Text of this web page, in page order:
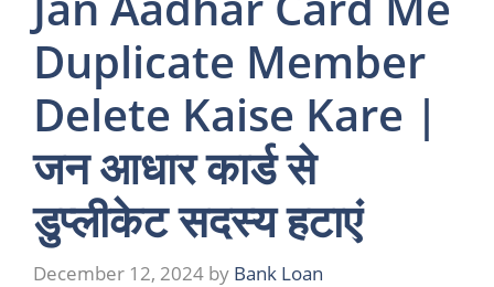
Duplicate Member
Delete Kaise Kare |
जन आधार कार्ड से
डुप्लीकेट सदस्य हटाएं
December 12, 2024 by Bank Loan